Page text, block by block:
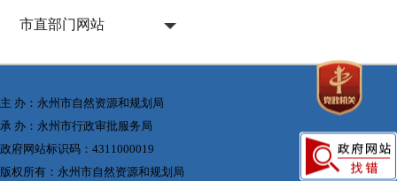
市直部门网站
主 办：永州市自然资源和规划局
承 办：永州市行政审批服务局
政府网站标识码：4311000019
版权所有：永州市自然资源和规划局